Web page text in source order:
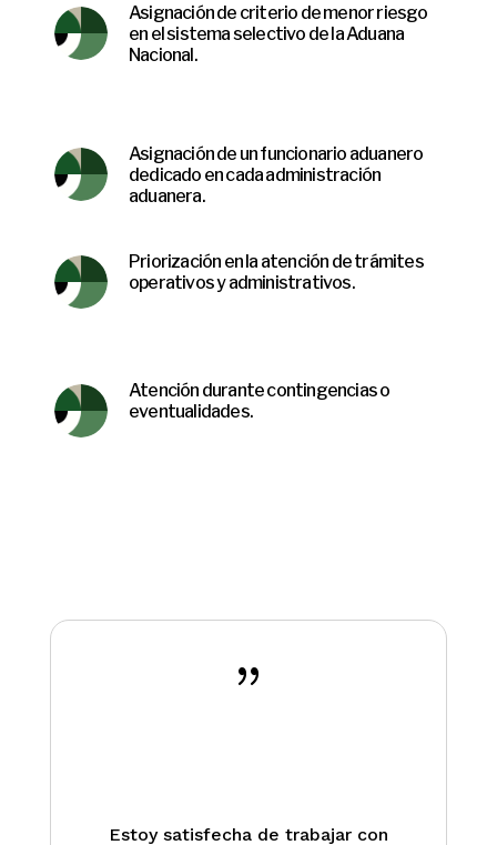
Asignación de criterio de menor riesgo
en el sistema selectivo de la Aduana
Nacional.
Asignación de un funcionario aduanero
dedicado en cada administración
aduanera.
Priorización en la atención de trámites
operativos y administrativos.
Atención durante contingencias o
eventualidades.
{
Estoy satisfecha de trabajar con